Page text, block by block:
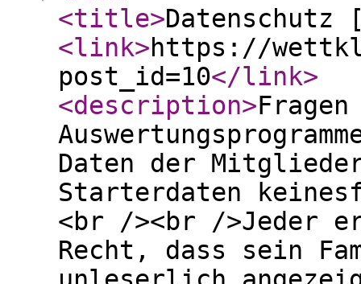
<title>
<link>https://
post_id=10</link>
<description>
Daten der
Starterdaten
<br /><br />Jeder
Recht, dass sein